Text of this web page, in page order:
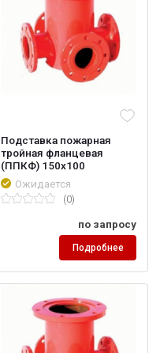
Подставка пожарная
тройная фланцевая
(ППКФ) 150х100
Ожидается
(0)
по запросу
Подробнее